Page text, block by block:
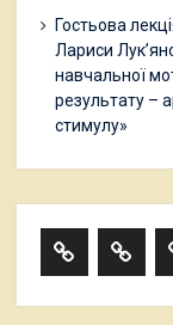
Гостьова
Лариси
навчальної
результату –
стимулу»